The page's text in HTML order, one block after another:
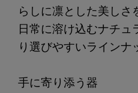
らしに凛とした美しさ
日常に溶け込むナチュ
り選びやすいラインナ
手に寄り添う器